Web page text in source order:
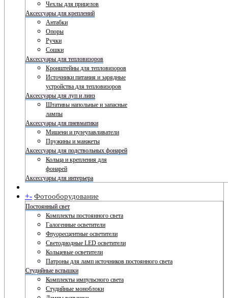
Чехлы для прицелов
Аксессуары для креплений
Антабки
Опоры
Ручки
Сошки
Аксессуары для тепловизоров
Кронштейны для тепловизоров
Источники питания и зарядные
устройства для тепловизоров
Аксессуары для луп и линз
Штативы напольные и запасные
лампы
Аксессуары для пневматики
Мишени и пулеулавливатели
Пружины и манжеты
Аксессуары для подствольных фонарей
Кольца и крепления для
фонарей
Аксессуары для интерьера
+- Фотооборудование
Постоянный свет
Комплекты постоянного света
Галогенные осветители
Флуоресцентные осветители
Светодиодные LED осветители
Кольцевые осветители
Патроны для ламп источников постоянного света
Студийные вспышки
Комплекты импульсного света
Студийные моноблоки